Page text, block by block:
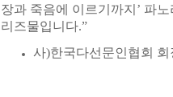
장과 죽음에 이르기까지 ’ 파노
리즈물입니다.”
사)한국다선문인협회 회